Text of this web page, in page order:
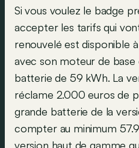
Si vous voulez le badge
accepter les tarifs qui
renouvelé est disponible
avec son moteur de
batterie de 59 kWh. La
réclame 2.000 euros de
grande batterie de la
compter au minimum
version haut de gamme